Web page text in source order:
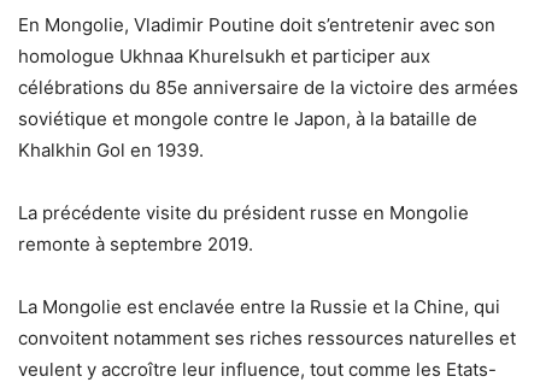
En Mongolie, Vladimir Poutine doit s’entretenir avec son
homologue Ukhnaa Khurelsukh et participer aux
célébrations du 85e anniversaire de la victoire des armées
soviétique et mongole contre le Japon, à la bataille de
Khalkhin Gol en 1939.
La précédente visite du président russe en Mongolie
remonte à septembre 2019.
La Mongolie est enclavée entre la Russie et la Chine, qui
convoitent notamment ses riches ressources naturelles et
veulent y accroître leur influence, tout comme les Etats-